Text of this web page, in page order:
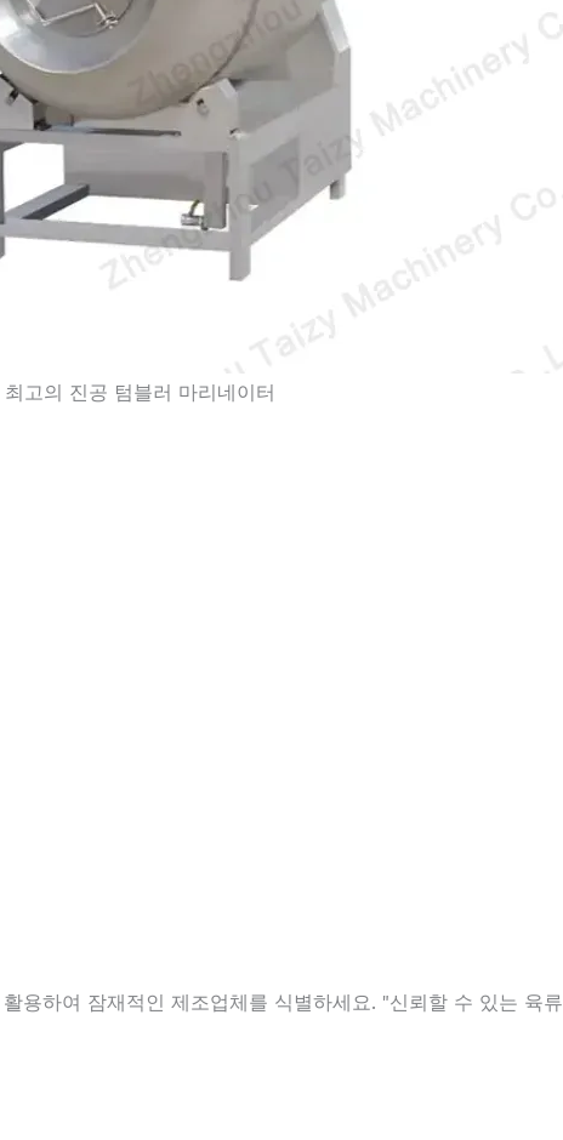
최고의 진공 텀블러 마리네이터
용하여 잠재적인 제조업체를 식별하세요. "신뢰할 수 있는 육류